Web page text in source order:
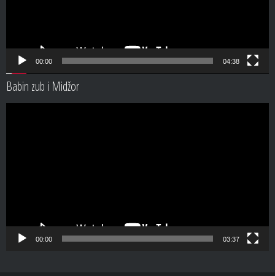
00:00 04:38
Babin zub i Midžor
00:00 03:37